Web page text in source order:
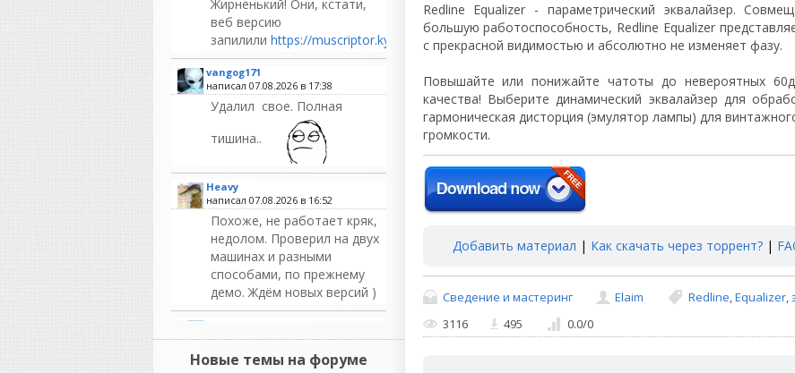
Redline Equalizer - параметрический эквалайзер.
большую работоспособность, Redline Equalizer
с прекрасной видимостью и абсолютно не изменяет фазу.
Повышайте или понижайте чатоты до невероятных
качества! Выберите динамический эквалайзер для
гармоническая дисторция (эмулятор лампы) для
громкости.
Добавить материал | Как скачать через торрент? |
Сведение и мастеринг Elaim Redline Equalizer,
3116
495 0.0/0
Жирненький! Они, кстати,
веб версию
запилили https://muscriptor.kyutai.org/
vangog171
написал 07.08.2026 в 17:38
Удалил свое. Полная
тишина..
Heavy
написал 07.08.2026 в 16:52
Похоже, не работает кряк,
недолом. Проверил на двух
машинах и разными
способами, по прежнему
демо. Ждём новых версий )
написал 07.08.2026 в16:51
Кто угодно нахватает. Не
Новые темы на форуме